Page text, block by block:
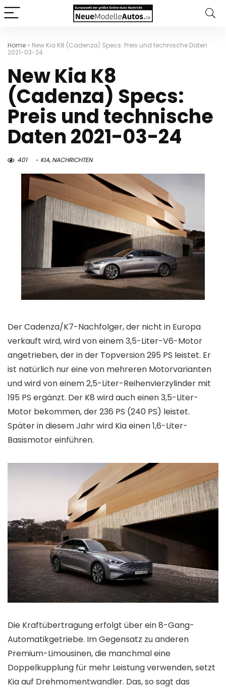
Home » New Kia K8 (Cadenza) Specs: Preis und technische Daten
2021-03-24
New Kia K8
(Cadenza) Specs:
Preis und technische
Daten 2021-03-24
401 KIA,NACHRICHTEN
Der Cadenza/K7-Nachfolger, der nicht in Europa
verkauft wird, wird von einem 3,5-Liter-V6-Motor
angetrieben, der in der Topversion 295 PS leistet. Er
ist natürlich nur eine von mehreren Motorvarianten
und wird von einem 2,5-Liter-Reihenvierzylinder mit
195 PS ergänzt. Der K8 wird auch einen 3,5-Liter-
Motor bekommen, der 236 PS (240 PS) leistet.
Später in diesem Jahr wird Kia einen 1,6-Liter-
Basismotor einführen.
Die Kraftübertragung erfolgt über ein 8-Gang-
Automatikgetriebe. Im Gegensatz zu anderen
Premium-Limousinen, die manchmal eine
Doppelkupplung für mehr Leistung verwenden, setzt
Kia auf Drehmomentwandler. Das, so sagt das